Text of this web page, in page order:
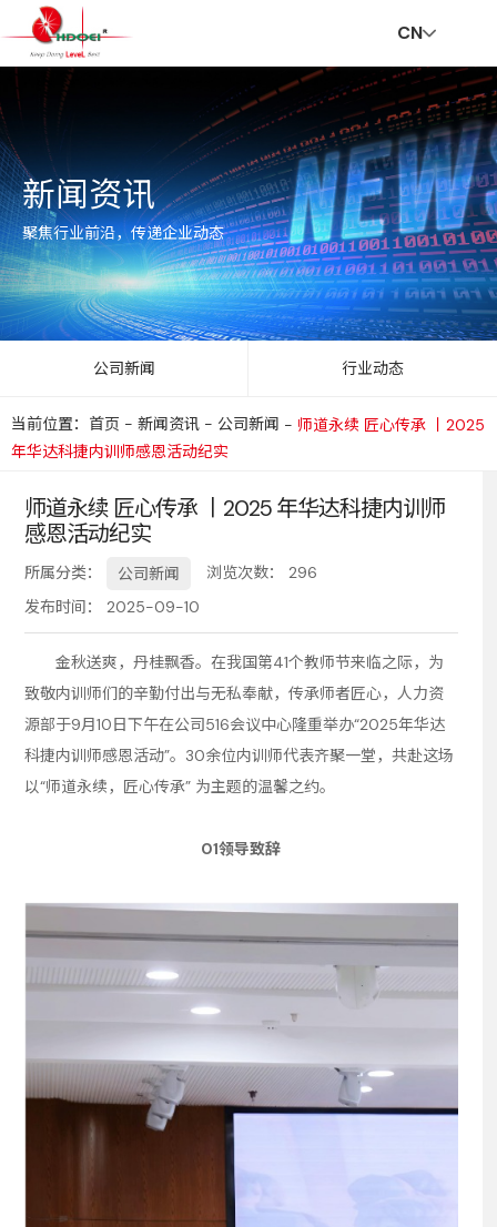
页
走
进
华
达
创
新
与
服
新
闻
资
讯
会
责
任
招
贤
纳
士
联
系
我
们
V
R
CN
新闻资讯
聚焦行业前沿，传递企业动态
公司新闻 行业动态
当前位置：首页 - 新闻资讯 - 公司新闻 - 师道永续 匠心传承 丨2025
年华达科捷内训师感恩活动纪实
师道永续 匠心传承 丨2025 年华达科捷内训师
感恩活动纪实
所属分类： 公司新闻 浏览次数： 296
发布时间： 2025-09-10
金秋送爽，丹桂飘香。在我国第41个教师节来临之际，为
致敬内训师们的辛勤付出与无私奉献，传承师者匠心，人力资
源部于9月10日下午在公司516会议中心隆重举办“2025年华达
科捷内训师感恩活动”。30余位内训师代表齐聚一堂，共赴这场
以“师道永续，匠心传承” 为主题的温馨之约。
01领导致辞